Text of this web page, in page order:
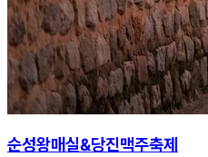
순성왕매실&당진맥주축제